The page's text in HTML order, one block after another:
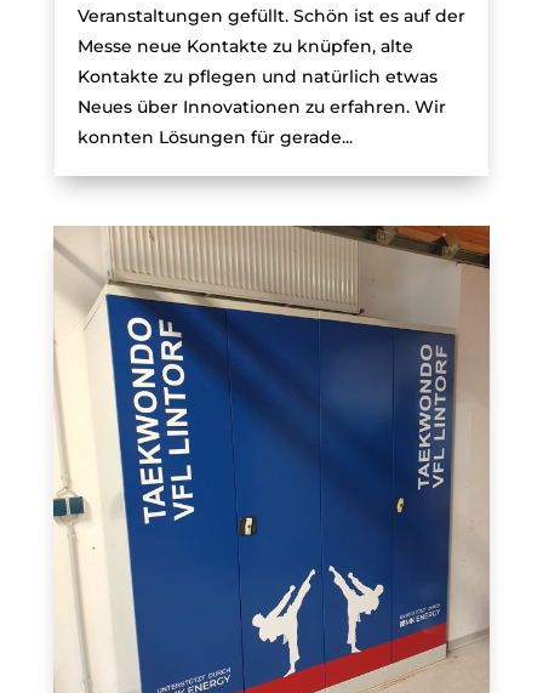
Veranstaltungen gefüllt. Schön ist es auf der
Messe neue Kontakte zu knüpfen, alte
Kontakte zu pflegen und natürlich etwas
Neues über Innovationen zu erfahren. Wir
konnten Lösungen für gerade...